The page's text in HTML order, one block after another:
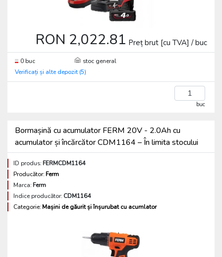
RON 2,022.81 Preț brut [cu TVA] / buc
0 buc
stoc general
Verificați și alte depozit (5)
buc
Bormașină cu acumulator FERM 20V - 2.0Ah cu
acumulator și încărcător CDM1164 – În limita stocului
ID produs:FERMCDM1164
Producător:Ferm
Marca:Ferm
Indice producător: CDM1164
Categorie:Mașini de găurit și înșurubat cu acumlator